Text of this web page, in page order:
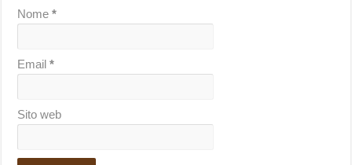
Nome*
Email*
Sito web